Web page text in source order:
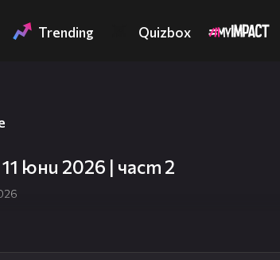
Trending Quizbox
юни 2026 | част 2